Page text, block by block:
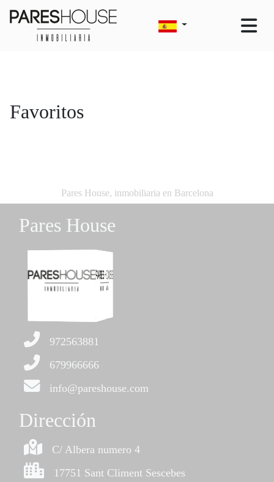
Favoritos
Pares House, inmobiliaria en Barcelona
Pares House
972563881
679966666
info@pareshouse.com
Dirección
C/ Albera numero 4
17751 Sant Climent Sescebes